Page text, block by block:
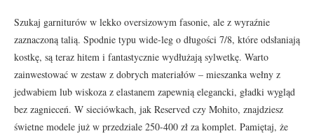
Szukaj garniturów w lekko oversizowym fasonie, ale z wyraźnie
zaznaczoną talią. Spodnie typu wide-leg o długości 7/8, które odsłaniają
kostkę, są teraz hitem i fantastycznie wydłużają sylwetkę. Warto
zainwestować w zestaw z dobrych materiałów – mieszanka wełny z
jedwabiem lub wiskoza z elastanem zapewnią elegancki, gładki wygląd
bez zagnieceń. W sieciówkach, jak Reserved czy Mohito, znajdziesz
świetne modele już w przedziale 250-400 zł za komplet. Pamiętaj, że